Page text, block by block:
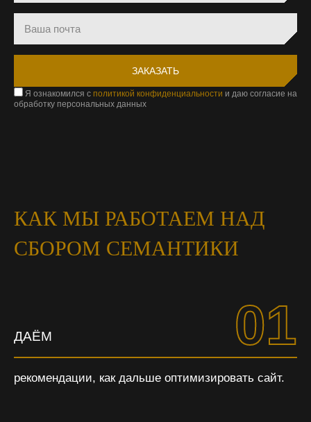
Я ознакомился с политикой конфиденциальности и даю согласие на
обработку персональных данных
КАК МЫ РАБОТАЕМ НАД
СБОРОМ СЕМАНТИКИ
ДАЁМ 01
рекомендации, как дальше оптимизировать сайт.